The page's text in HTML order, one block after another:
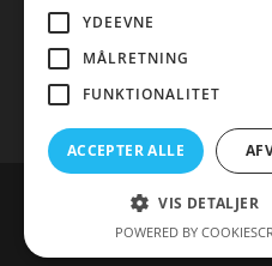
Amare.dk er siden, der
spændende varer. Siden
links kan
YDEEVNE
MÅLRETNING
FUNKTIONALITET
ACCEPTER ALLE
VIS DETALJER
POWERED BY